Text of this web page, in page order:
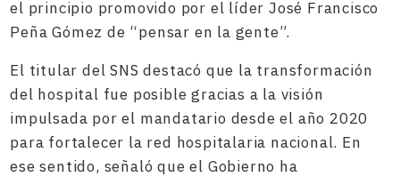
el principio promovido por el líder José Francisco
Peña Gómez de “pensar en la gente”.
El titular del SNS destacó que la transformación
del hospital fue posible gracias a la visión
impulsada por el mandatario desde el año 2020
para fortalecer la red hospitalaria nacional. En
ese sentido, señaló que el Gobierno ha